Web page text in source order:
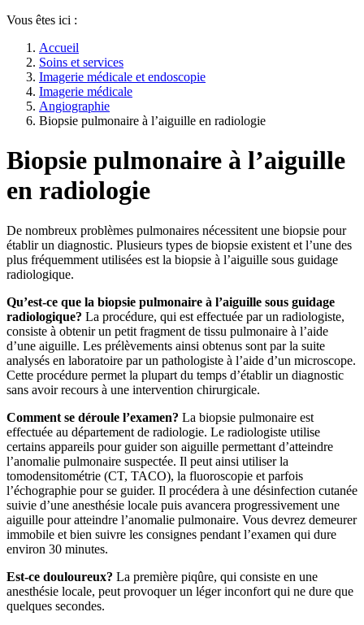
Vous êtes ici :
Accueil
Soins et services
Imagerie médicale et endoscopie
Imagerie médicale
Angiographie
Biopsie pulmonaire à l’aiguille en radiologie
Biopsie pulmonaire à l’aiguille
en radiologie
De nombreux problèmes pulmonaires nécessitent une biopsie pour
établir un diagnostic. Plusieurs types de biopsie existent et l’une des
plus fréquemment utilisées est la biopsie à l’aiguille sous guidage
radiologique.
Qu’est-ce que la biopsie pulmonaire à l’aiguille sous guidage
radiologique? La procédure, qui est effectuée par un radiologiste,
consiste à obtenir un petit fragment de tissu pulmonaire à l’aide
d’une aiguille. Les prélèvements ainsi obtenus sont par la suite
analysés en laboratoire par un pathologiste à l’aide d’un microscope.
Cette procédure permet la plupart du temps d’établir un diagnostic
sans avoir recours à une intervention chirurgicale.
Comment se déroule l’examen? La biopsie pulmonaire est
effectuée au département de radiologie. Le radiologiste utilise
certains appareils pour guider son aiguille permettant d’atteindre
l’anomalie pulmonaire suspectée. Il peut ainsi utiliser la
tomodensitométrie (CT, TACO), la fluoroscopie et parfois
l’échographie pour se guider. Il procédera à une désinfection cutanée
suivie d’une anesthésie locale puis avancera progressivement une
aiguille pour atteindre l’anomalie pulmonaire. Vous devrez demeurer
immobile et bien suivre les consignes pendant l’examen qui dure
environ 30 minutes.
Est-ce douloureux? La première piqûre, qui consiste en une
anesthésie locale, peut provoquer un léger inconfort qui ne dure que
quelques secondes.